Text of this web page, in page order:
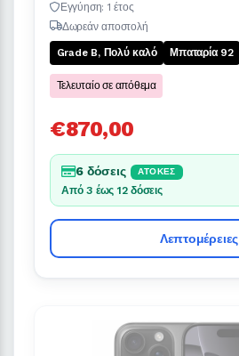
Εγγύηση: 1 έτος
Δωρεάν αποστολή
Grade B, Πολύ καλό Μπαταρία 92
Τελευταίο σε απόθεμα
€870,00
6 δόσεις ΆΤΟΚΕΣ
Από 3 έως 12 δόσεις
Λεπτομέρειες